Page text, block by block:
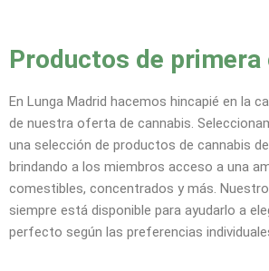
Productos de primera
En Lunga Madrid hacemos hincapié en la
de nuestra oferta de cannabis.
una selección de productos de cannabis
brindando a los miembros acceso a una
comestibles, concentrados y más.
siempre está disponible para ayudarlo a
perfecto según las preferencias